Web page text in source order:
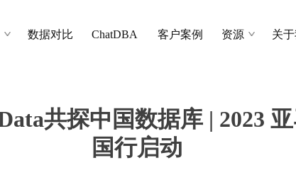
数据对比 ChatDBA 客户案例 关
资源
共探中国数据库 | 2023
国行启动